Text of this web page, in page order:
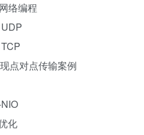
络编程
点对点传输案例
化